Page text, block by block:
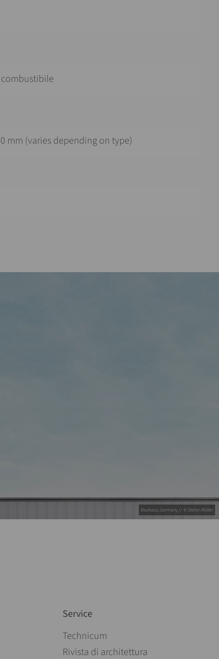
combustibile
mm (varies depending on type)
Bauhaus, Germany // © Stefan Müller
Service
Salta la navigazione
Technicum
Rivista di architettura